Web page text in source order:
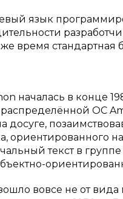
язык
время
началась в конце
ОС
досуге,
ориентированного
текст в
вовсе не от